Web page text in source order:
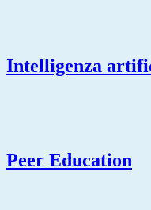
Intelligenza
Peer Education